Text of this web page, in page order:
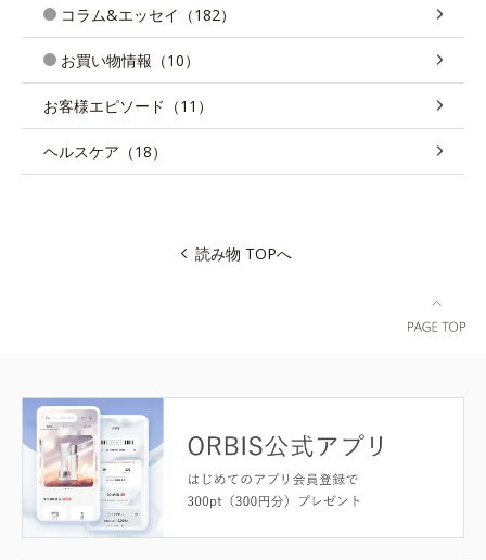
コラム&エッセイ（182）
お買い物情報（10）
お客様エピソード（11）
ヘルスケア（18）
読み物 TOPへ